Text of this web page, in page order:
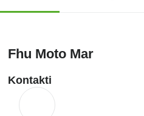
Fhu Moto Mar
Kontakti